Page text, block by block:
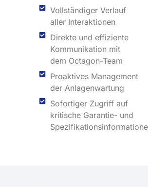
Vollständiger Verlauf
aller Interaktionen
Direkte und effiziente
Kommunikation mit
dem Octagon-Team
Proaktives Management
der Anlagenwartung
Sofortiger Zugriff auf
kritische Garantie- und